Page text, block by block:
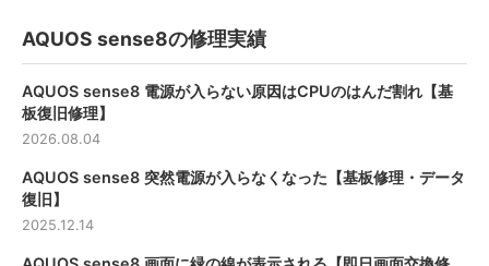
AQUOS sense8の修理実績
AQUOS sense8 電源が入らない原因はCPUのはんだ割れ【基
板復旧修理】
2026.08.04
AQUOS sense8 突然電源が入らなくなった【基板修理・データ
復旧】
2025.12.14